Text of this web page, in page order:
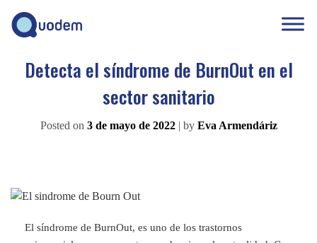
Detecta el síndrome de BurnOut en el
sector sanitario
Posted on 3 de mayo de 2022| by Eva Armendáriz
El síndrome de BurnOut, es uno de los trastornos